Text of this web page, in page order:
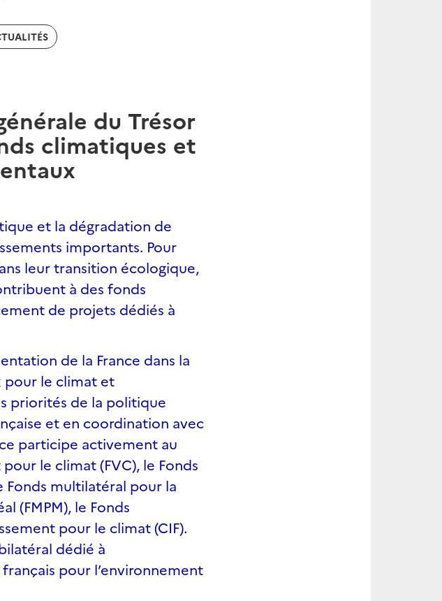
du Trésor
climatiques et
et la dégradation de
importants. Pour
leur transition écologique,
à des fonds
de projets dédiés à
de la France dans la
pour le climat et
priorités de la politique
et en coordination avec
participe activement au
le climat (FVC), le Fonds
Fonds multilatéral pour la
(FMPM), le Fonds
pour le climat (CIF).
dédié à
pour l’environnement